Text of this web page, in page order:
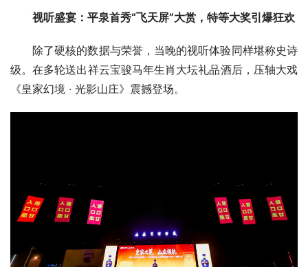
视听盛宴：平泉首秀“飞天屏”大赏，特等大奖引爆狂欢
除了硬核的数据与荣誉，当晚的视听体验同样堪称史诗
级。在多轮送出祥云宝骏马年生肖大坛礼品酒后，压轴大戏
《皇家幻境 · 光影山庄》震撼登场。